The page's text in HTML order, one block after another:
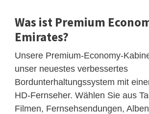
Was ist Premium
Emirates?
Unsere Premium-Economy-
unser neuestes verbessertes
Bordunterhaltungssystem mit
HD-Fernseher. Wählen Sie aus
Filmen, Fernsehsendungen,